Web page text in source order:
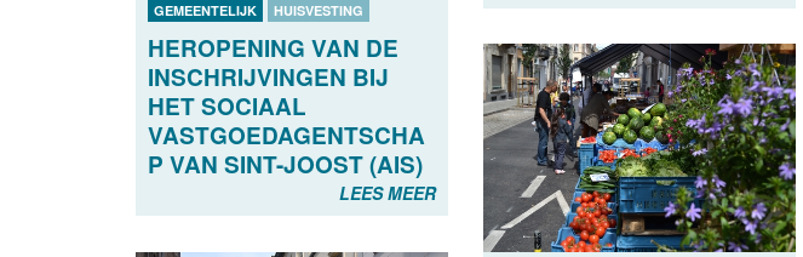
GEMEENTELIJK HUISVESTING
HEROPENING VAN DE
INSCHRIJVINGEN BIJ
HET SOCIAAL
VASTGOEDAGENTSCHA
P VAN SINT-JOOST (AIS)
LEES MEER